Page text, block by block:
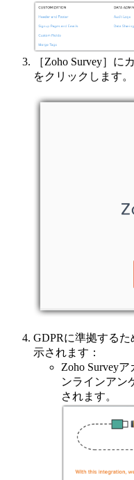
［Zoho Survey］に
をクリックします。
GDPRに準拠する
示されます：
Zoho Survey
ンラインアン
されます。